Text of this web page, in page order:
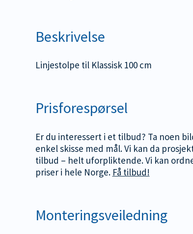
Beskrivelse
Linjestolpe til Klassisk 100 cm
Prisforespørsel
Er du interessert i et tilbud? Ta noen
enkel skisse med mål. Vi kan da
tilbud – helt uforpliktende. Vi kan
priser i hele Norge. Få tilbud!
Monteringsveiledning